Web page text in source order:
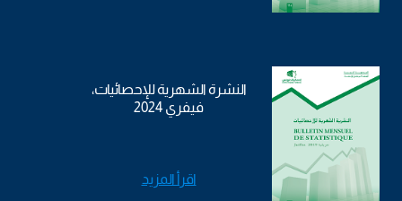
النشرة الشهرية للإحصائيات،
فيفري 2024
اقرأ المزيد